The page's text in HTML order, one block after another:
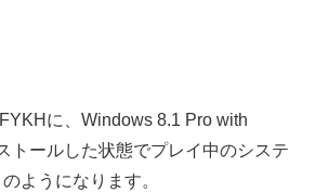
に、Windows 8.1 Pro with
トールした状態でプレイ中のシステ
ようになります。